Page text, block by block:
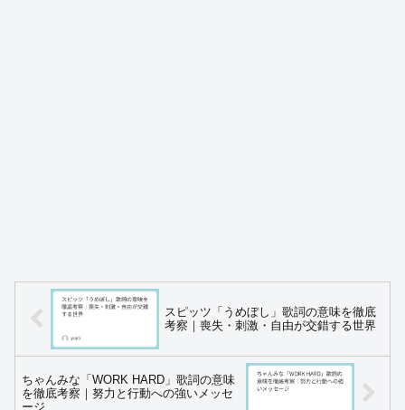
スピッツ「うめぼし」歌詞の意味を徹底
考察｜喪失・刺激・自由が交錯する世界
ちゃんみな「WORK HARD」歌詞の意味
を徹底考察｜努力と行動への強いメッセ
ージ